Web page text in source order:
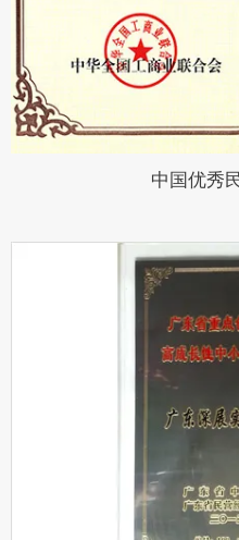
中国优秀